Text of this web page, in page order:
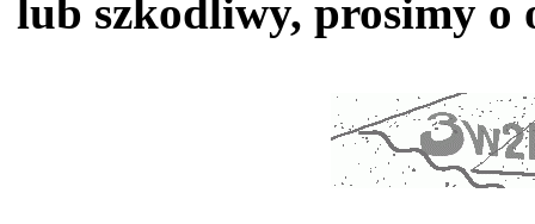
lub szkodliwy, prosimy o